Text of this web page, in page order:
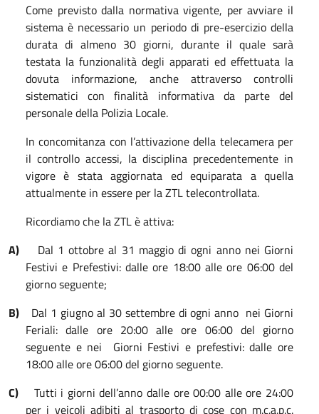
Come previsto dalla normativa vigente, per avviare il
sistema è necessario un periodo di pre-esercizio della
durata di almeno 30 giorni, durante il quale sarà
testata la funzionalità degli apparati ed effettuata la
dovuta informazione, anche attraverso controlli
sistematici con finalità informativa da parte del
personale della Polizia Locale.
In concomitanza con l’attivazione della telecamera per
il controllo accessi, la disciplina precedentemente in
vigore è stata aggiornata ed equiparata a quella
attualmente in essere per la ZTL telecontrollata.
Ricordiamo che la ZTL è attiva:
A)
Dal 1 ottobre al 31 maggio di ogni anno nei Giorni
Festivi e Prefestivi: dalle ore 18:00 alle ore 06:00 del
giorno seguente;
B)
Dal 1 giugno al 30 settembre di ogni anno nei Giorni
Feriali: dalle ore 20:00 alle ore 06:00 del giorno
seguente e nei
Giorni Festivi e prefestivi: dalle ore
18:00 alle ore 06:00 del giorno seguente.
C)
Tutti i giorni dell’anno dalle ore 00:00 alle ore 24:00
per i veicoli adibiti al trasporto di cose con m.c.a.p.c.